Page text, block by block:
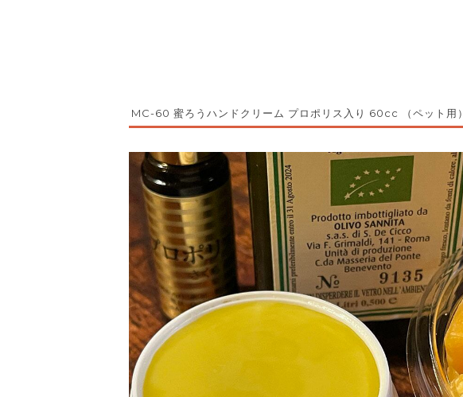
MC-60 蜜ろうハンドクリーム プロポリス入り 60cc （ペット用）